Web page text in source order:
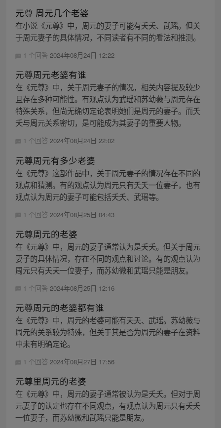
元尊 周元几个老婆
在小说《元尊》中，周元的妻子可能有夭夭、武瑶。但关
于周元妻子的具体情况，不同读者有不同的看法和推测。
1 个回答 2024年08月24日 12:22
元尊周元老婆有谁
在《元尊》中，关于周元妻子的情况，相关内容提及较少
且存在多种可能性。有观点认为武瑶和苏幼薇与周元存在
特殊关系，但尚无确切定论表明她们是周元的妻子。而夭
夭与周元关系密切，是可能成为其妻子的重要人物。
1 个回答 2024年08月24日 22:02
元尊周元有多少老婆
在《元尊》这部作品中，关于周元妻子的情况存在不同的
观点和猜测。有的观点认为周元只有夭夭一位妻子，也有
观点认为周元的妻子可能包括夭夭、武瑶等。
1 个回答 2024年08月25日 04:43
元尊周元的老婆
在《元尊》中，周元的妻子通常认为是夭夭。但关于周元
妻子的具体情况，存在不同的观点和讨论。有的观点认为
周元只有夭夭一位妻子，而苏幼微和武瑶只能是朋友。
1 个回答 2024年08月25日 12:16
元尊周元的老婆都有谁
在《元尊》中，周元的老婆可能有夭夭、武瑶。苏幼薇与
周元的关系较为特殊，但关于其是否为周元的妻子在资料
中未有明确定论。
1 个回答 2024年08月27日 17:56
元尊里周元的老婆
在《元尊》中，周元的妻子通常被认为是夭夭。但对于周
元妻子的认定也存在不同观点，有观点认为周元只有夭夭
一位妻子，而苏幼微和武瑶只能是朋友。